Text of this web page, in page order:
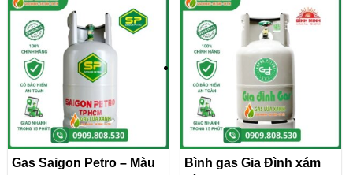
Gas Saigon Petro – Màu
Bình gas Gia Đình xám